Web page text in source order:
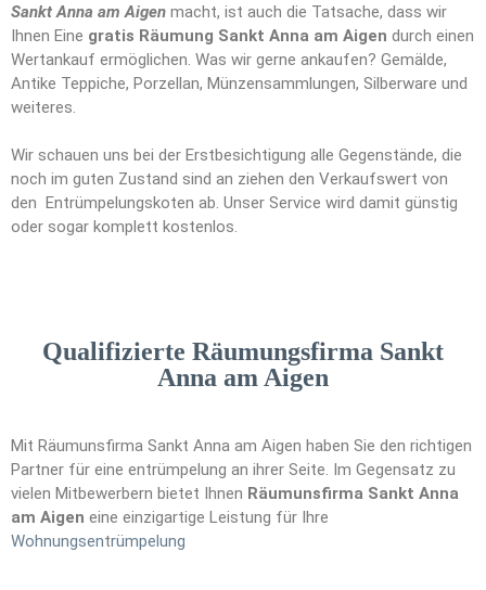
Sankt Anna am Aigen macht, ist auch die Tatsache, dass wir
Ihnen Eine gratis Räumung Sankt Anna am Aigen durch einen
Wertankauf ermöglichen. Was wir gerne ankaufen? Gemälde,
Antike Teppiche, Porzellan, Münzensammlungen, Silberware und
weiteres.
Wir schauen uns bei der Erstbesichtigung alle Gegenstände, die
noch im guten Zustand sind an ziehen den Verkaufswert von
den Entrümpelungskoten ab. Unser Service wird damit günstig
oder sogar komplett kostenlos.
Qualifizierte Räumungsfirma Sankt
Anna am Aigen
Mit Räumunsfirma Sankt Anna am Aigen haben Sie den richtigen
Partner für eine entrümpelung an ihrer Seite. Im Gegensatz zu
vielen Mitbewerbern bietet Ihnen Räumunsfirma Sankt Anna
am Aigen eine einzigartige Leistung für Ihre
Wohnungsentrümpelung